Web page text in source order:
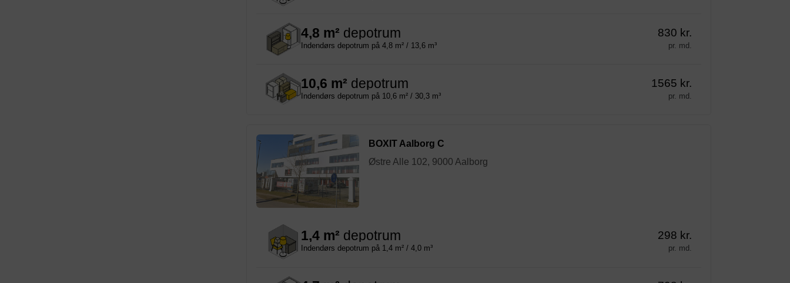
4,8 m² depotrum
Indendørs depotrum på 4,8 m² / 13,6 m³
830 kr.
pr. md.
10,6 m² depotrum
Indendørs depotrum på 10,6 m² / 30,3 m³
1565 kr.
pr. md.
BOXIT Aalborg C
Østre Alle 102, 9000 Aalborg
1,4 m² depotrum
Indendørs depotrum på 1,4 m² / 4,0 m³
298 kr.
pr. md.